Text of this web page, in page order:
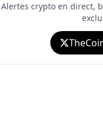
Alertes crypto en direct,